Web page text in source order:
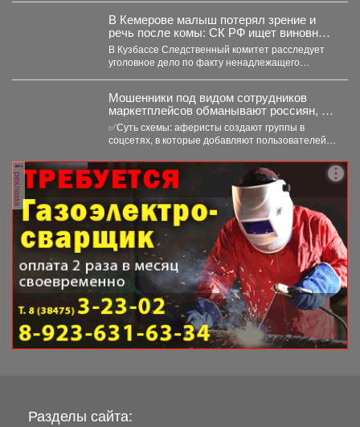
В Кемерове малыш потерял зрение и
речь после комы: СК РФ ищет виновных
в искалеченном детстве
В Кузбассе Следственный комитет расследует
уголовное дело по факту ненадлежащего
Мошенники под видом сотрудников
маркетплейсов обманывают россиян, у
которых скоро день рождения.
✅Суть схемы: аферисты создают группы в
соцсетях, в которые добавляют пользователей в
реклама
Разделы сайта: